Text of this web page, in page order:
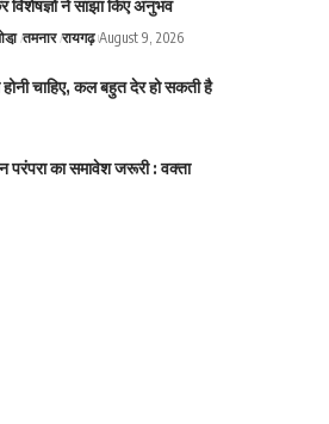
विशेषज्ञों ने साझा किए अनुभव
तमनार रायगढ़ August 9, 2026
चाहिए, कल बहुत देर हो सकती है
परंपरा का समावेश जरूरी : वक्ता